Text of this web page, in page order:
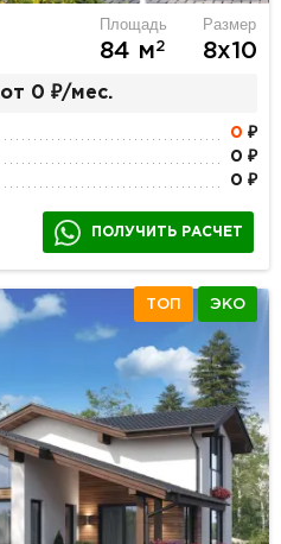
Площадь
84 м2
Размер
8х10
от 0 ₽/мес.
0 ₽
0 ₽
0 ₽
ПОЛУЧИТЬ РАСЧЕТ
ТОП ЭКО